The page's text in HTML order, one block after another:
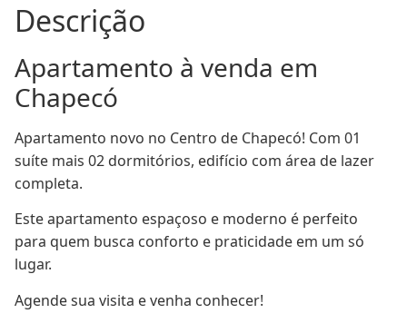
u00c1rea de serviu00e7o
u00c1rea
construu00edda -
mu00b2
200,00
u00c1rea privativa -
mu00b2
Solar
ProximidadeIL
Salu00e3o de festas Sim
u00c1rea de lazer Sim Playground
Academia
Sim Piscina
Sim
Piso
Porcelanato
Descrição
Apartamento à venda em
Chapecó
Apartamento novo no Centro de Chapecó! Com 01
suíte mais 02 dormitórios, edifício com área de lazer
completa.
Este apartamento espaçoso e moderno é perfeito
para quem busca conforto e praticidade em um só
lugar.
Agende sua visita e venha conhecer!